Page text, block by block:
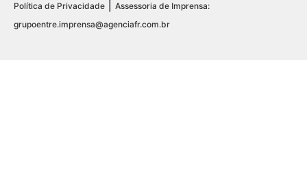
Política de Privacidade
Assessoria de Imprensa:
grupoentre.imprensa@agenciafr.com.br